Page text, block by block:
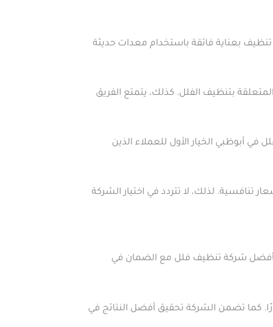
بعناية فائقة باستخدام معدات حديثة
بتنظيف الفلل. كذلك، يتمتع الفريق
أبوظبي الخيار الأول للعملاء الذين
لذلك، لا تتردد في اختيار الشركة
كأفضل شركة تنظيف فلل مع الضمان في
كما تضمن الشركة تحقيق أفضل النتائج في